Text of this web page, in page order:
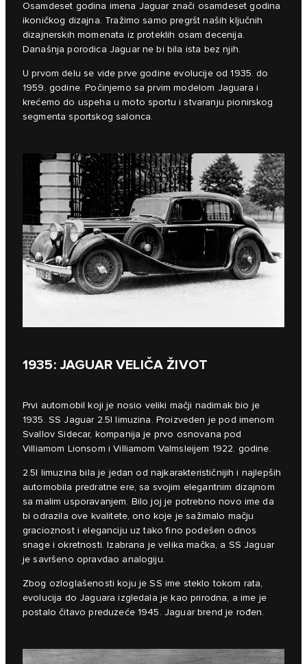
Osamdeset godina imena Jaguar znači osamdeset godina
ikoničkog dizajna. Tražimo samo pregršt naših ključnih
dizajnerskih momenata iz proteklih osam decenija.
Današnja porodica Jaguar ne bi bila ista bez njih.
U prvom delu se vide prve godine evolucije od 1935. do
1959. godine. Počinjemo sa prvim modelom Jaguara i
krećemo do uspeha u moto sportu i stvaranju pionirskog
segmenta sportskog salonca.
1935: JAGUAR VELIČA ŽIVOT
Prvi automobil koji je nosio veliki mačji nadimak bio je
1935. SS Jaguar 2.5l limuzina. Proizveden je pod imenom
Svallov Sidecar, kompanija je prvo osnovana pod
Villiamom Lionsom i Villiamom Valmsleijem 1922. godine.
2.5l limuzina bila je jedan od najkarakterističnijih i najlepših
automobila predratne ere, sa svojim elegantnim dizajnom
sa malim usporavanjem. Bilo joj je potrebno novo ime da
bi odrazila ove kvalitete, ono koje je sažimalo mačju
gracioznost i eleganciju uz tako fino podešen odnos
snage i okretnosti. Izabrana je velika mačka, a SS Jaguar
je savršeno opravdao analogiju.
Zbog ozloglašenosti koju je SS ime steklo tokom rata,
evolucija do Jaguara izgledala je kao prirodna, a ime je
postalo čitavo preduzeće 1945. Jaguar brend je rođen.